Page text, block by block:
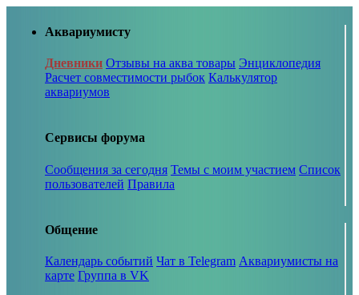
Аквариумисту
Дневники Отзывы на аква товары Энциклопедия
Расчет совместимости рыбок Калькулятор
аквариумов
Сервисы форума
Сообщения за сегодня Темы с моим участием Список
пользователей Правила
Общение
Календарь событий Чат в Telegram Аквариумисты на
карте Группа в VK